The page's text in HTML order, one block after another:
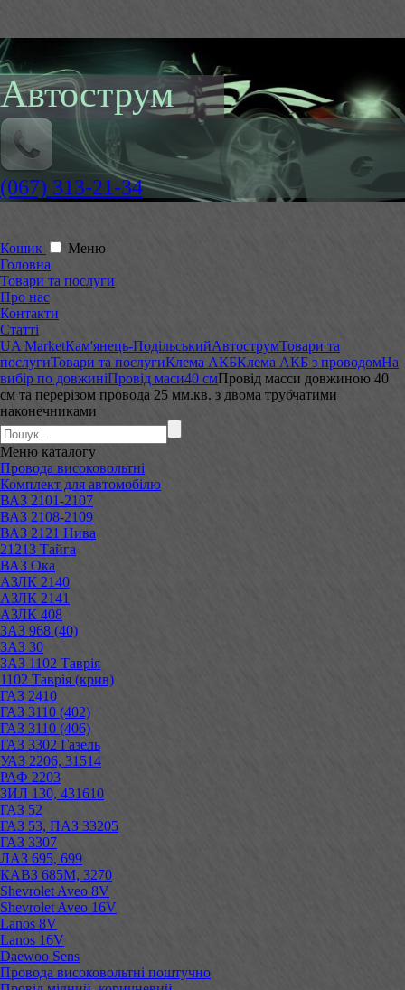
Автострум
(067) 313-21-34
Кошик
Меню
Головна
Товари та послуги
Про нас
Контакти
Статті
UA MarketКам'янець-ПодільськийАвтострумТовари та
послугиТовари та послугиКлема АКБКлема АКБ з проводомНа
вибір по довжиніПровід маси40 смПровід масси довжиною 40
см та перерізом провода 25 мм.кв. з двома трубчатими
наконечниками
Меню каталогу
Провода високовольтні
Комплект для автомобілю
ВАЗ 2101-2107
ВАЗ 2108-2109
ВАЗ 2121 Нива
21213 Тайга
ВАЗ Ока
АЗЛК 2140
АЗЛК 2141
АЗЛК 408
ЗАЗ 968 (40)
ЗАЗ 30
ЗАЗ 1102 Таврія
1102 Таврія (крив)
ГАЗ 2410
ГАЗ 3110 (402)
ГАЗ 3110 (406)
ГАЗ 3302 Газель
УАЗ 2206, 31514
РАФ 2203
ЗИЛ 130, 431610
ГАЗ 52
ГАЗ 53, ПАЗ 33205
ГАЗ 3307
ЛАЗ 695, 699
КАВЗ 685М, 3270
Shevrolet Aveo 8V
Shevrolet Aveo 16V
Lanos 8V
Lanos 16V
Daewoo Sens
Провода високовольтні поштучно